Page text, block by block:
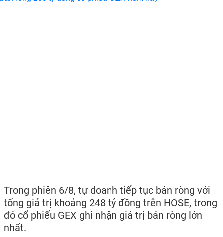
Trong phiên 6/8, tự doanh tiếp tục bán ròng với
tổng giá trị khoảng 248 tỷ đồng trên HOSE, trong
đó cổ phiếu GEX ghi nhận giá trị bán ròng lớn
nhất.